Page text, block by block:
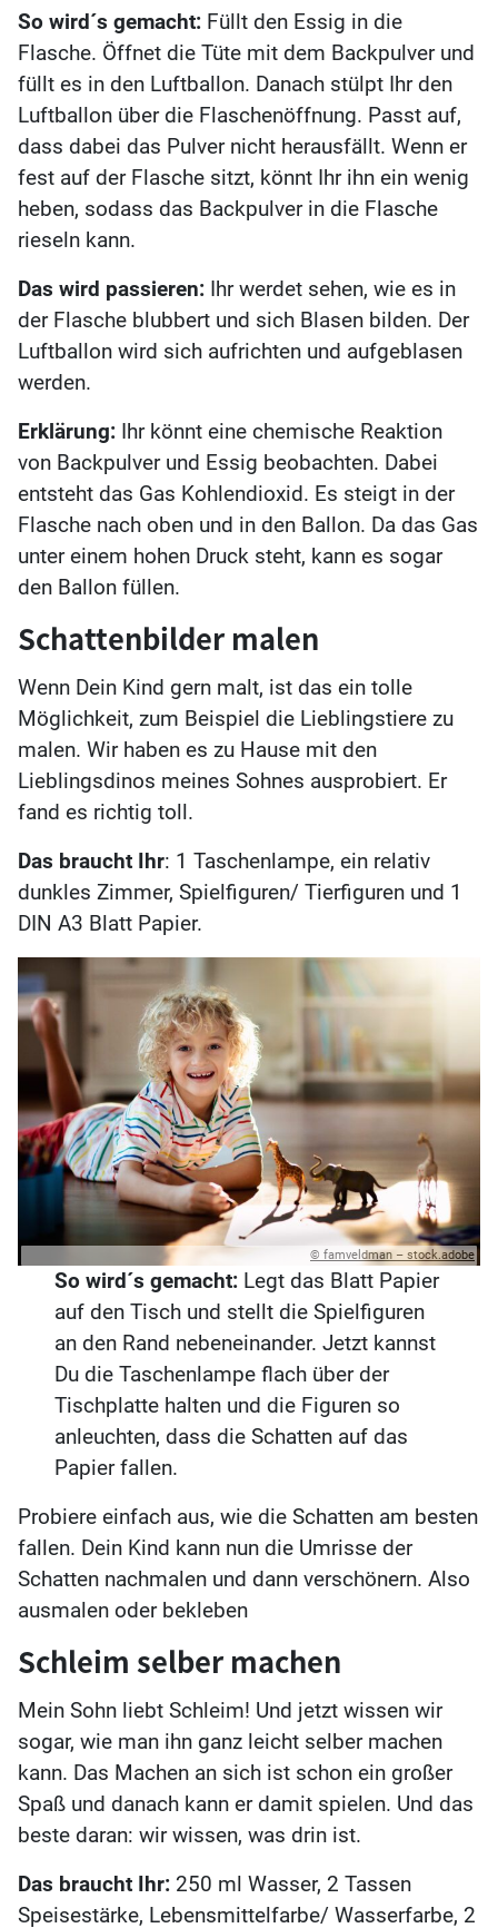
So wird´s gemacht: Füllt den Essig in die
Flasche. Öffnet die Tüte mit dem Backpulver und
füllt es in den Luftballon. Danach stülpt Ihr den
Luftballon über die Flaschenöffnung. Passt auf,
dass dabei das Pulver nicht herausfällt. Wenn er
fest auf der Flasche sitzt, könnt Ihr ihn ein wenig
heben, sodass das Backpulver in die Flasche
rieseln kann.
Das wird passieren: Ihr werdet sehen, wie es in
der Flasche blubbert und sich Blasen bilden. Der
Luftballon wird sich aufrichten und aufgeblasen
werden.
Erklärung: Ihr könnt eine chemische Reaktion
von Backpulver und Essig beobachten. Dabei
entsteht das Gas Kohlendioxid. Es steigt in der
Flasche nach oben und in den Ballon. Da das Gas
unter einem hohen Druck steht, kann es sogar
den Ballon füllen.
Schattenbilder malen
Wenn Dein Kind gern malt, ist das ein tolle
Möglichkeit, zum Beispiel die Lieblingstiere zu
malen. Wir haben es zu Hause mit den
Lieblingsdinos meines Sohnes ausprobiert. Er
fand es richtig toll.
Das braucht Ihr: 1 Taschenlampe, ein relativ
dunkles Zimmer, Spielfiguren/ Tierfiguren und 1
DIN A3 Blatt Papier.
© famveldman – stock.adobe
So wird´s gemacht: Legt das Blatt Papier
auf den Tisch und stellt die Spielfiguren
an den Rand nebeneinander. Jetzt kannst
Du die Taschenlampe flach über der
Tischplatte halten und die Figuren so
anleuchten, dass die Schatten auf das
Papier fallen.
Probiere einfach aus, wie die Schatten am besten
fallen. Dein Kind kann nun die Umrisse der
Schatten nachmalen und dann verschönern. Also
ausmalen oder bekleben
Schleim selber machen
Mein Sohn liebt Schleim! Und jetzt wissen wir
sogar, wie man ihn ganz leicht selber machen
kann. Das Machen an sich ist schon ein großer
Spaß und danach kann er damit spielen. Und das
beste daran: wir wissen, was drin ist.
Das braucht Ihr: 250 ml Wasser, 2 Tassen
Speisestärke, Lebensmittelfarbe/ Wasserfarbe, 2